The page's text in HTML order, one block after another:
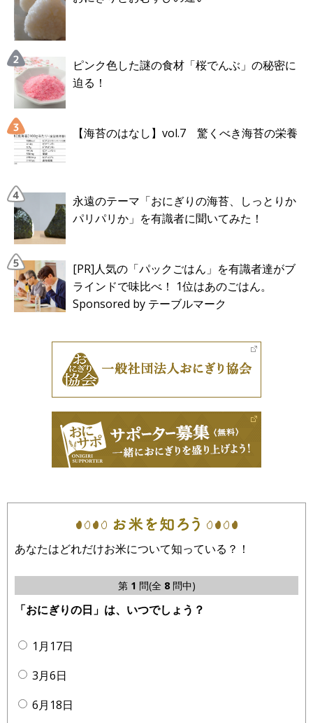
ピンク色した謎の食材「桜でんぶ」の秘密に
迫る！
【海苔のはなし】vol.7 驚くべき海苔の栄養
永遠のテーマ「おにぎりの海苔、しっとりか
パリパリか」を有識者に聞いてみた！
[PR]人気の「パックごはん」を有識者達がブ
ラインドで味比べ！ 1位はあのごはん。
Sponsored by テーブルマーク
あなたはどれだけお米について知っている？！
第 1 問(全 8問中)
「おにぎりの日」は、いつでしょう？
1月17日
3月6日
6月18日